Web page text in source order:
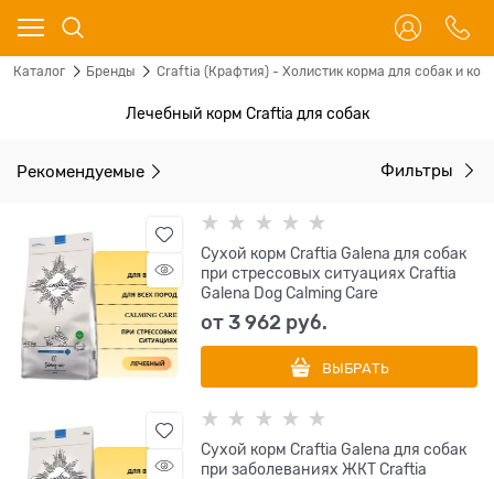
Каталог Бренды Craftia (Крафтия) - Холистик корма для собак и
Лечебный корм Craftia для собак
Рекомендуемые Фильтры
Сухой корм Craftia Galena для собак
при стрессовых ситуациях Craftia
Galena Dog Calming Care
от3 962 руб.
ВЫБРАТЬ
Сухой корм Craftia Galena для собак
при заболеваниях ЖКТ Craftia